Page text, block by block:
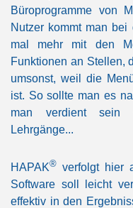
Büroprogramme von
Nutzer kommt man
mal mehr mit den
Funktionen an Stellen,
umsonst, weil die
ist. So sollte man es
man verdient sein
Lehrgänge...
HAPAK® verfolgt hier
Software soll leicht
effektiv in den